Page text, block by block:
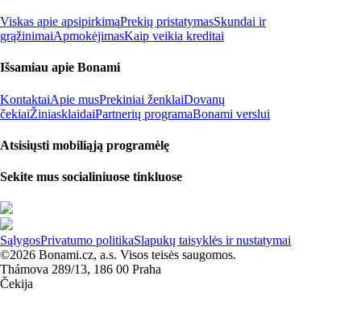
Viskas apie apsipirkimąPrekių pristatymasSkundai ir
grąžinimaiApmokėjimasKaip veikia kreditai
Išsamiau apie Bonami
KontaktaiApie musPrekiniai ženklaiDovanų
čekiaiŽiniasklaidaiPartnerių programaBonami verslui
Atsisiųsti mobiliąją programėlę
Sekite mus socialiniuose tinkluose
SąlygosPrivatumo politikaSlapukų taisyklės ir nustatymai
©2026 Bonami.cz, a.s. Visos teisės saugomos.
Thámova 289/13, 186 00 Praha
Čekija